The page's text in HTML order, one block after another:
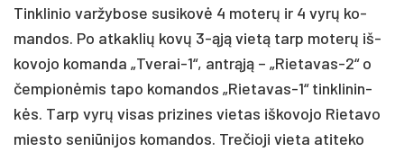
Tink­li­nio var­žy­bo­se su­si­ko­vė 4 mo­te­rų ir 4 vy­rų ko­
man­dos. Po at­kak­lių ko­vų 3-ąją vie­tą tarp mo­te­rų iš­
ko­vo­jo ko­man­da „Tve­rai-1“, ant­rą­ją – „Rie­ta­vas-2“ o
čem­pio­nė­mis ta­po ko­man­dos „Rie­ta­vas-1“ tink­li­nin­
kės. Tarp vy­rų vi­sas pri­zi­nes vie­tas iš­ko­vo­jo Rie­ta­vo
mies­to se­niū­ni­jos ko­man­dos. Tre­čio­ji vie­ta ati­te­ko